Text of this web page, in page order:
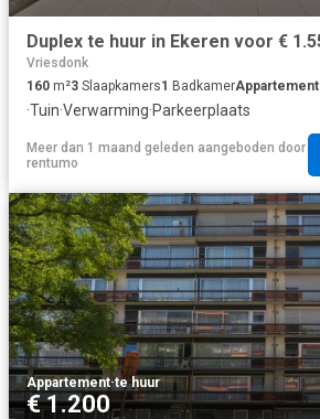
Vriesdonk
160 m²3 Slaapkamers1 BadkamerAppartement
·Tuin·Verwarming·Parkeerplaats
Meer dan 1 maand geleden aangeboden door
rentumo
Appartement·te huur
€ 1.200